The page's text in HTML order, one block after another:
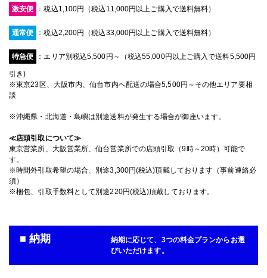
激安便 ：税込1,100円（税込11,000円以上ご購入で送料無料）
通常便 ：税込2,200円（税込33,000円以上ご購入で送料無料）
特急便 ：エリア別税込5,500円～（税込55,000円以上ご購入で送料5,500円
引き)
※東京23区、大阪市内、仙台市内へ配送の場合5,500円～その他エリア要相
談
※沖縄県・北海道・島嶼は別途送料が発生する場合が御座います。
≪店頭引取について≫
東京営業所、大阪営業所、仙台営業所での店頭引取（9時～20時）可能で
す。
※時間外引取希望の場合、別途3,300円(税込)頂戴しております（事前連絡必
須）
※梱包、引取手数料として別途220円(税込)頂戴しております。
■ 納期
納期に応じて、3つの料金プランからお選
びいただけます。